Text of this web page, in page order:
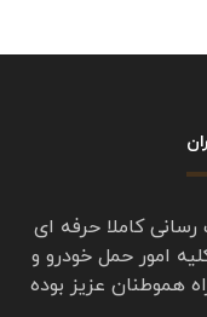
کاملا حرفه ای
امور حمل خودرو و
هموطنان عزیز بوده